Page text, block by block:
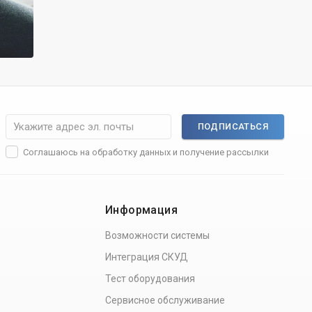
ПОДПИСАТЬСЯ
Соглашаюсь на обработку данных и получение рассылки
Информация
Возможности системы
Интеграция СКУД
Тест оборудования
Сервисное обслуживание